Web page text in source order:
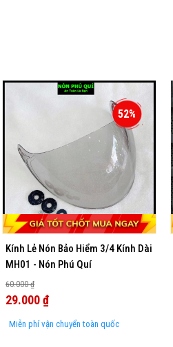
52%
Kính Lẻ Nón Bảo Hiểm 3/4 Kính Dài
MH01 - Nón Phú Quí
60.000 ₫
29.000 ₫
Miễn phí vận chuyển toàn quốc